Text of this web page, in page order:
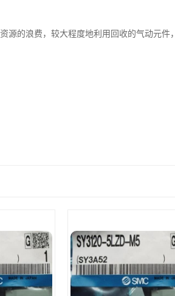
源的浪费，较大程度地利用回收的气动元件，